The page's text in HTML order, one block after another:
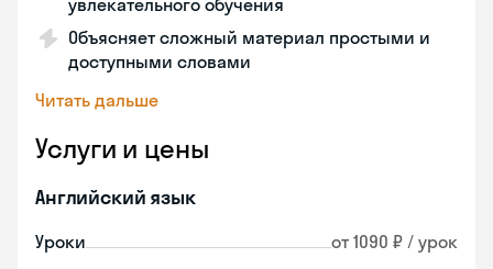
увлекательного обучения
Объясняет сложный материал простыми и
доступными словами
Читать дальше
Услуги и цены
Английский язык
Уроки от 1090 ₽ / урок